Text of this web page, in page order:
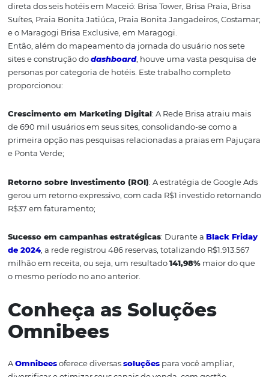
conseguiu identificar pontos de melhoria e personalizar
experiência do cliente.
A partir da parceria com o GPD, a rede teve acesso a
umdashboardpersonalizado- painel de indicadores de
marketing em tempo real, o que permitiu o
hóspede não apenas aprimorou a experiência, mas
resultou em um aumento significativo nas reservas
Resultados reais
O objetivo da rede era de aumentar a participação de
Suítes, Praia Bonita Jatiúca, Praia Bonita Jangadeiros,
e o Maragogi Brisa Exclusive, em Maragogi.
Então, além do mapeamento da jornada do usuário nos
personas por categoria de hotéis. Este trabalho
proporcionou:
de 690 mil usuários em seus sites, consolidando-se